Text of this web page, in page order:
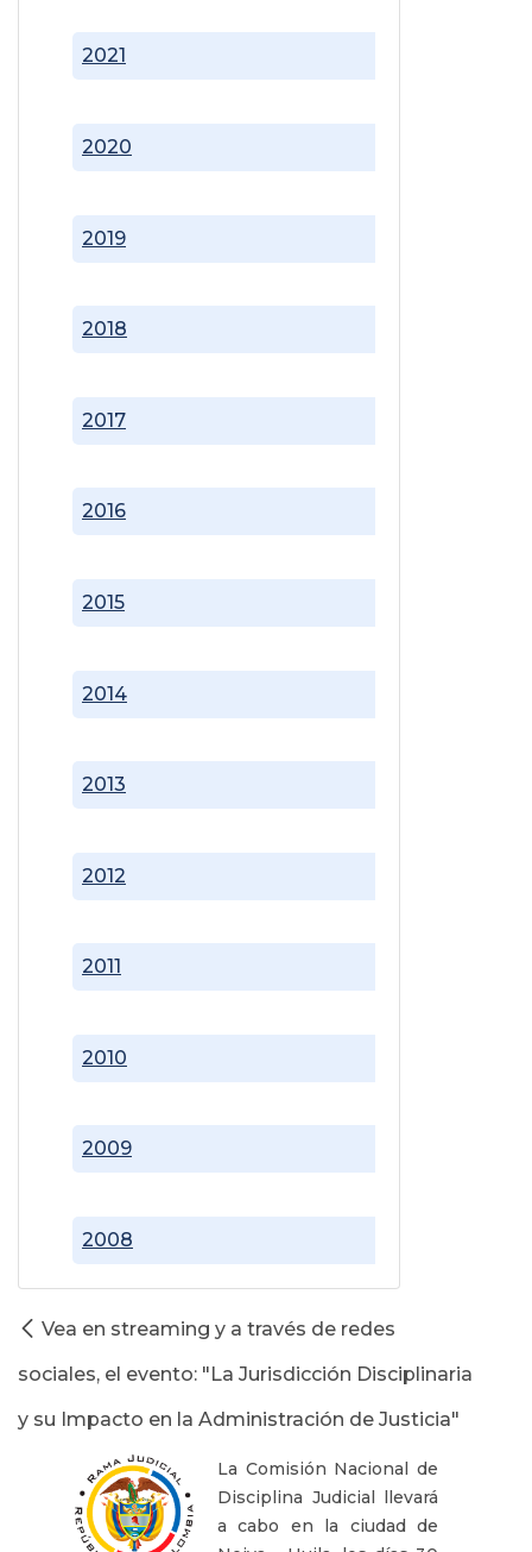
2008
2009
2010
2011
2012
2013
2014
2015
2016
2017
2018
2019
2020
2021
Vea en streaming y a través de redes
sociales, el evento: "La Jurisdicción Disciplinaria
y su Impacto en la Administración de Justicia"
La Comisión Nacional de
Disciplina Judicial llevará
a cabo en la ciudad de